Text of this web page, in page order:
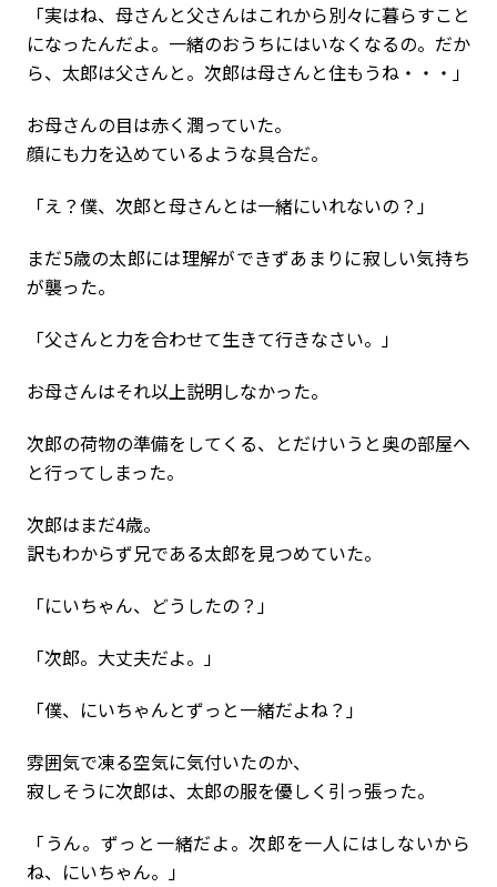
「実はね、母さんと父さんはこれから別々に暮らすこと
になったんだよ。一緒のおうちにはいなくなるの。だか
ら、太郎は父さんと。次郎は母さんと住もうね・・・」
お母さんの目は赤く潤っていた。
顔にも力を込めているような具合だ。
「え？僕、次郎と母さんとは一緒にいれないの？」
まだ5歳の太郎には理解ができずあまりに寂しい気持ち
が襲った。
「父さんと力を合わせて生きて行きなさい。」
お母さんはそれ以上説明しなかった。
次郎の荷物の準備をしてくる、とだけいうと奥の部屋へ
と行ってしまった。
次郎はまだ4歳。
訳もわからず兄である太郎を見つめていた。
「にいちゃん、どうしたの？」
「次郎。大丈夫だよ。」
「僕、にいちゃんとずっと一緒だよね？」
雰囲気で凍る空気に気付いたのか、
寂しそうに次郎は、太郎の服を優しく引っ張った。
「うん。ずっと一緒だよ。次郎を一人にはしないから
ね、にいちゃん。」